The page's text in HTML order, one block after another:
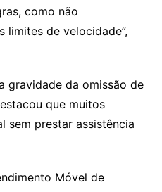
como não
limites de velocidade”,
gravidade da omissão de
que muitos
sem prestar assistência
Móvel de